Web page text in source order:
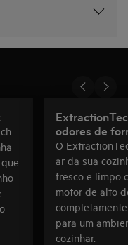
odores de
O
ar da sua
fresco e limpo
motor de alto
para um
cozinhar.